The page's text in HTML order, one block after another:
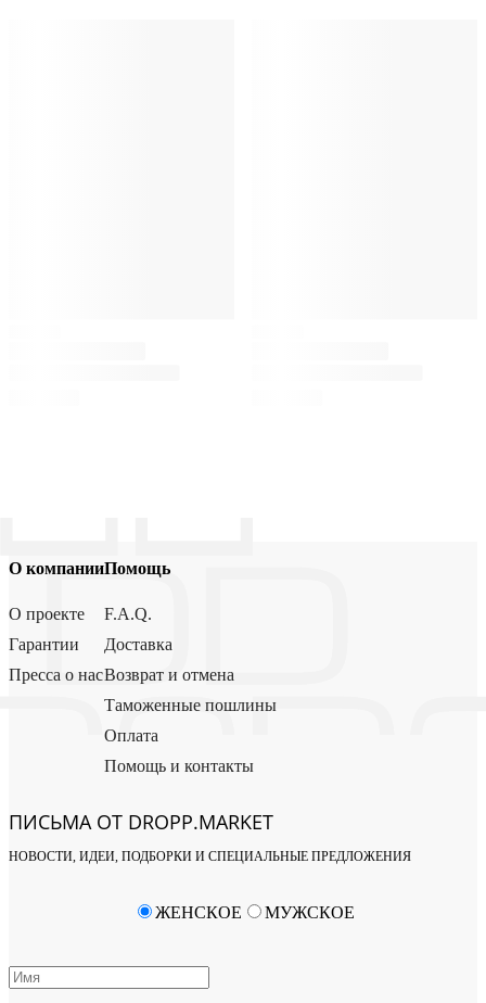
О компании
О проекте
Гарантии
Пресса о нас
Помощь
F.A.Q.
Доставка
Возврат и отмена
Таможенные пошлины
Оплата
Помощь и контакты
ПИСЬМА ОТ DROPP.MARKET
НОВОСТИ, ИДЕИ, ПОДБОРКИ И СПЕЦИАЛЬНЫЕ ПРЕДЛОЖЕНИЯ
ЖЕНСКОЕ МУЖСКОЕ